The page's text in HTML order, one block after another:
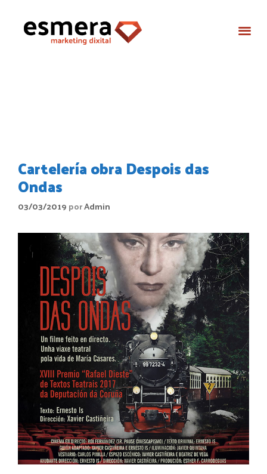
Cartelería obra Despois das
Ondas
03/03/2019porAdmin